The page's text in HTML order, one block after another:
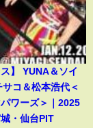
ス】 YUNA＆ソイ
コ＆松本浩代＜
ワーズ＞｜2025
・仙台PIT